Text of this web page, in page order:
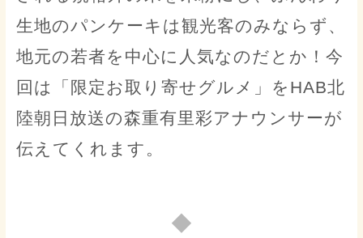
生地のパンケーキは観光客のみならず、
地元の若者を中心に人気なのだとか！今
回は「限定お取り寄せグルメ」をHAB北
陸朝日放送の森重有里彩アナウンサーが
伝えてくれます。